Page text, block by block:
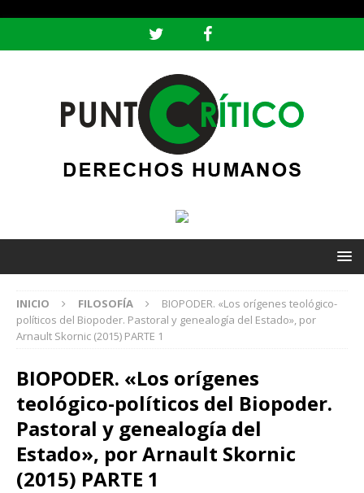
INICIO FILOSOFÍA
BIOPODER. «Los orígenes teológico-
políticos del Biopoder. Pastoral y genealogía del Estado», por
Arnault Skornic (2015) PARTE 1
BIOPODER. «Los orígenes
teológico-políticos del Biopoder.
Pastoral y genealogía del
Estado», por Arnault Skornic
(2015) PARTE 1